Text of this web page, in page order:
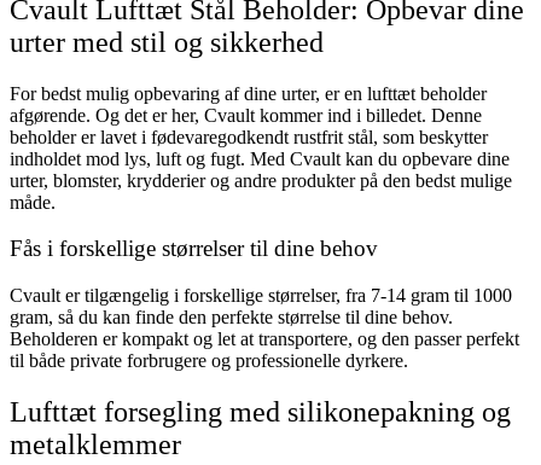
Cvault Lufttæt Stål Beholder: Opbevar dine
urter med stil og sikkerhed
For bedst mulig opbevaring af dine urter, er en lufttæt beholder
afgørende. Og det er her, Cvault kommer ind i billedet. Denne
beholder er lavet i fødevaregodkendt rustfrit stål, som beskytter
indholdet mod lys, luft og fugt. Med Cvault kan du opbevare dine
urter, blomster, krydderier og andre produkter på den bedst mulige
måde.
Fås i forskellige størrelser til dine behov
Cvault er tilgængelig i forskellige størrelser, fra 7-14 gram til 1000
gram, så du kan finde den perfekte størrelse til dine behov.
Beholderen er kompakt og let at transportere, og den passer perfekt
til både private forbrugere og professionelle dyrkere.
Lufttæt forsegling med silikonepakning og
metalklemmer